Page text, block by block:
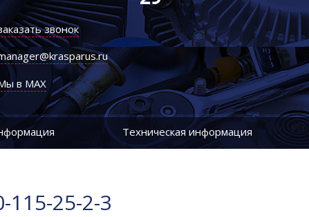
звонок
в MAX
Техническая информация
25-2-3